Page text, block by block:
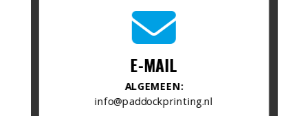
fas
envelope
E-MAIL
ALGEMEEN:
info@paddockprinting.nl